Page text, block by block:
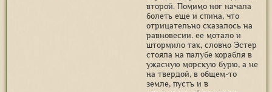
второй. Помимо ног начала
болеть еще и спина, что
отрицательно сказалось на
равновесии. ее мотало и
штормило так, словно Эстер
стояла на палубе корабля в
ужасную морскую бурю, а не
на твердой, в общем-то
земле, пусть и в